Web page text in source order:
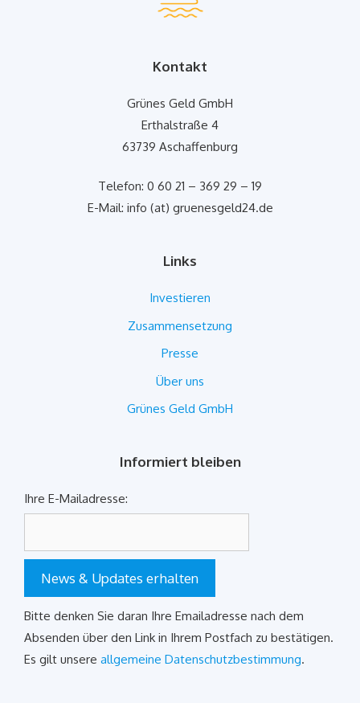
Kontakt
Grünes Geld GmbH
Erthalstraße 4
63739 Aschaffenburg
Telefon: 0 60 21 – 369 29 – 19
E-Mail: info (at) gruenesgeld24.de
Links
Investieren
Zusammensetzung
Presse
Über uns
Grünes Geld GmbH
Informiert bleiben
Ihre E-Mailadresse:
News & Updates erhalten
Bitte denken Sie daran Ihre Emailadresse nach dem
Absenden über den Link in Ihrem Postfach zu bestätigen.
Es gilt unsere allgemeine Datenschutzbestimmung.